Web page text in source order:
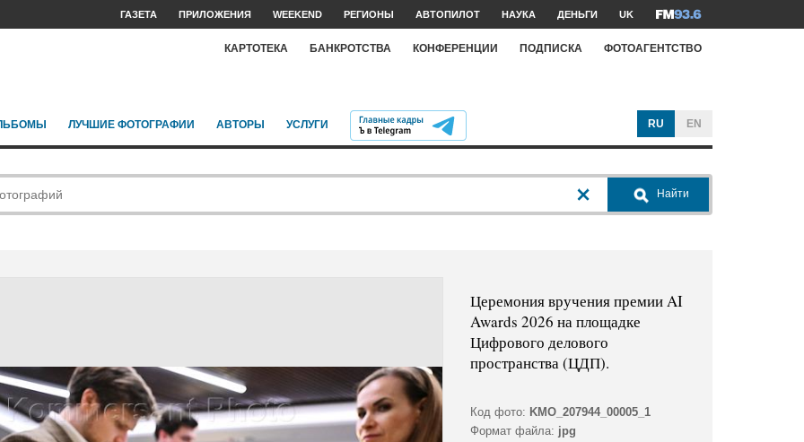
ГАЗЕТА ПРИЛОЖЕНИЯ WEEKEND РЕГИОНЫ АВТОПИЛОТ НАУКА ДЕНЬГИ UK
КАРТОТЕКА БАНКРОТСТВА КОНФЕРЕНЦИИ ПОДПИСКА ФОТОАГЕНТСТВО
ЛУЧШИЕ ФОТОГРАФИИ АВТОРЫ УСЛУГИ RU EN
Найти
Церемония вручения премии AI
Awards 2026 на площадке
Цифрового делового
пространства (ЦДП).
Код фото: KMO_207944_00005_1
Формат файла: jpg